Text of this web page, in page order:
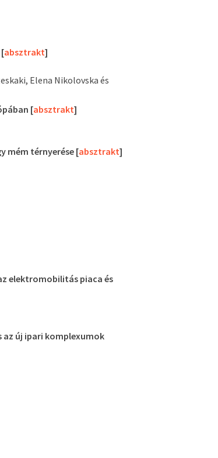
absztrakt]
Elena Nikolovska és
[absztrakt]
mém térnyerése [absztrakt]
elektromobilitás piaca és
új ipari komplexumok